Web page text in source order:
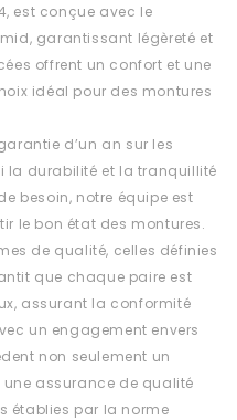
est conçue avec le
garantissant légèreté et
offrent un confort et une
idéal pour des montures
d’un an sur les
la durabilité et la tranquillité
besoin, notre équipe est
le bon état des montures.
de qualité, celles définies
que chaque paire est
assurant la conformité
un engagement envers
non seulement un
assurance de qualité
établies par la norme